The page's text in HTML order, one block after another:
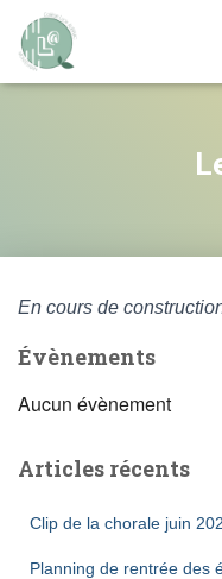
En cours de
Évènements
Aucun évènement
Articles récents
Clip de la chorale juin
Planning de rentrée des